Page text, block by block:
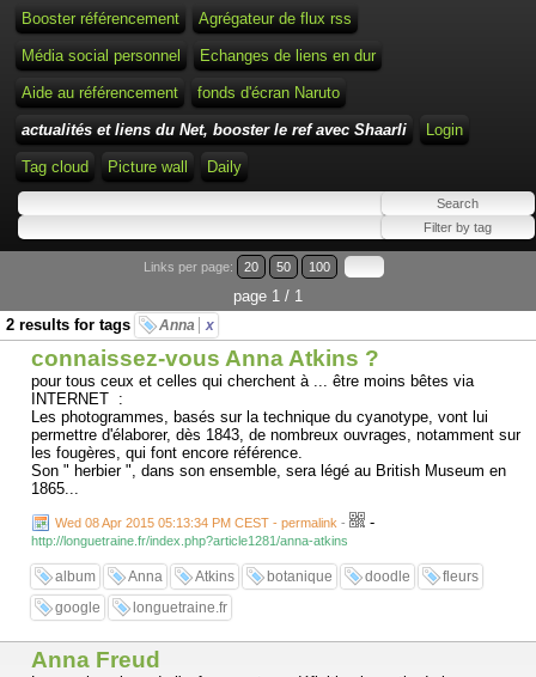
Booster référencement Agrégateur de flux rss
Média social personnel Echanges de liens en dur
Aide au référencement fonds d'écran Naruto
actualités et liens du Net, booster le ref avec Shaarli Login
Tag cloud Picture wall Daily
Links per page: 20 50 100
page 1 / 1
2 results for tags
Anna x
connaissez-vous Anna Atkins ?
pour tous ceux et celles qui cherchent à ... être moins bêtes via
INTERNET :
Les photogrammes, basés sur la technique du cyanotype, vont lui
permettre d'élaborer, dès 1843, de nombreux ouvrages, notamment sur
les fougères, qui font encore référence.
Son " herbier ", dans son ensemble, sera légé au British Museum en
1865...
Wed 08 Apr 2015 05:13:34 PM CEST - permalink - -
http://longuetraine.fr/index.php?article1281/anna-atkins
album Anna Atkins botanique doodle
fleurs
google
longuetraine.fr
Anna Freud